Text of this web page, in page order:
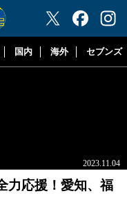
"ラグビーリパブリック"
国内 海外 セブンズ
2023.11.04
力応援！愛知、福